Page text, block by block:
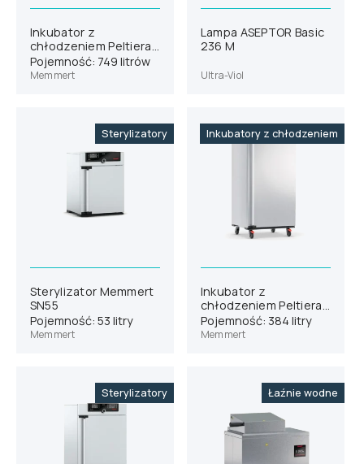
Inkubator z
chłodzeniem Peltiera
Memmert IPP750eco
Pojemność: 749 litrów
Memmert
Lampa ASEPTOR Basic
236 M
Ultra-Viol
Sterylizatory
Sterylizator Memmert
SN55
Pojemność: 53 litry
Memmert
Inkubatory z chłodzeniem
Inkubator z
chłodzeniem Peltiera
Memmert IPP410eco
Pojemność: 384 litry
Memmert
Sterylizatory Łaźnie wodne